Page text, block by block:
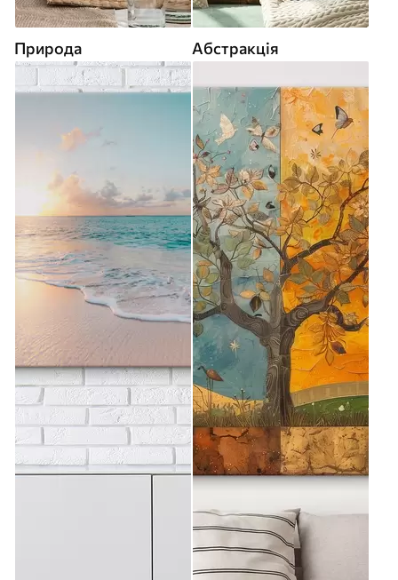
Природа Абстракція